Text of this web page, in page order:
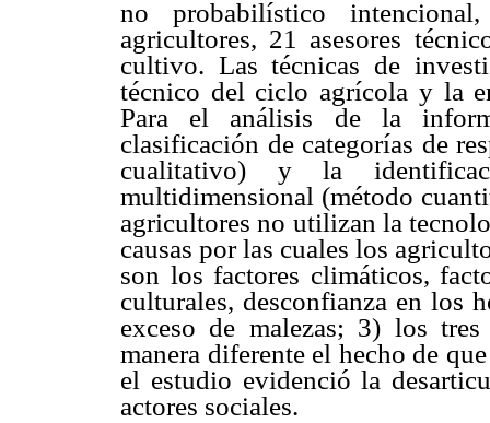
no probabilístico
agricultores, 21 asesores
cultivo. Las técnicas de
técnico del ciclo agrícola y la
Para el análisis de la
clasificación de categorías de
cualitativo) y la
multidimensional (método
agricultores no utilizan la
causas por las cuales los
son los factores climáticos,
culturales, desconfianza en los
exceso de malezas; 3) los
manera diferente el hecho de
el estudio evidenció la
actores sociales.